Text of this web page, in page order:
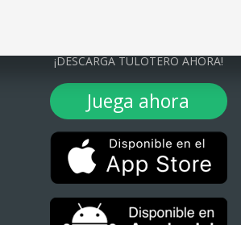
¡DESCARGA TULOTERO AHORA!
Juega ahora